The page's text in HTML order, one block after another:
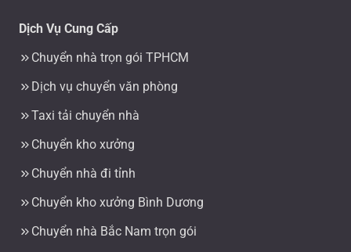
Dịch Vụ Cung Cấp
Chuyển nhà trọn gói TPHCM
Dịch vụ chuyển văn phòng
Taxi tải chuyển nhà
Chuyển kho xưởng
Chuyển nhà đi tỉnh
Chuyển kho xưởng Bình Dương
Chuyển nhà Bắc Nam trọn gói